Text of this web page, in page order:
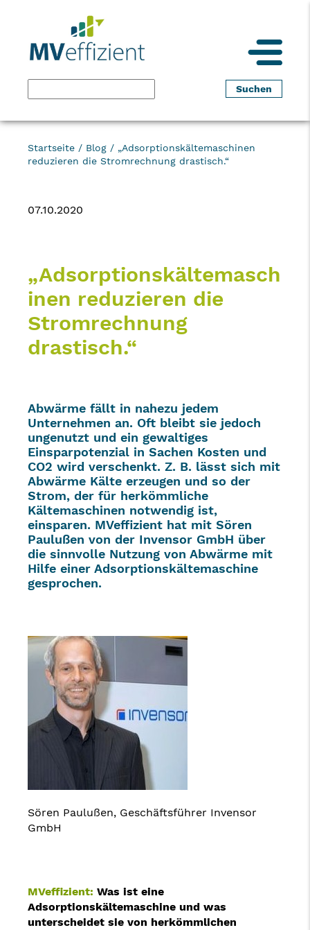
Startseite / Blog / „Adsorptionskältemaschinen
reduzieren die Stromrechnung drastisch.“
07.10.2020
„Adsorptionskältemasch
inen reduzieren die
Stromrechnung
drastisch.“
Abwärme fällt in nahezu jedem
Unternehmen an. Oft bleibt sie jedoch
ungenutzt und ein gewaltiges
Einsparpotenzial in Sachen Kosten und
CO2 wird verschenkt. Z. B. lässt sich mit
Abwärme Kälte erzeugen und so der
Strom, der für herkömmliche
Kältemaschinen notwendig ist,
einsparen. MVeffizient hat mit Sören
Paulußen von der Invensor GmbH über
die sinnvolle Nutzung von Abwärme mit
Hilfe einer Adsorptionskältemaschine
gesprochen.
Sören Paulußen, Geschäftsführer Invensor
GmbH
MVeffizient: Was ist eine
Adsorptionskältemaschine und was
unterscheidet sie von herkömmlichen